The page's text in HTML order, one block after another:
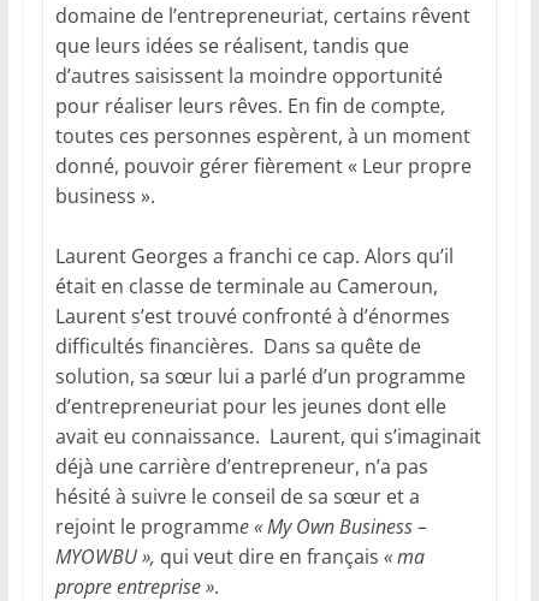
domaine de l’entrepreneuriat, certains rêvent
que leurs idées se réalisent, tandis que
d’autres saisissent la moindre opportunité
pour réaliser leurs rêves. En fin de compte,
toutes ces personnes espèrent, à un moment
donné, pouvoir gérer fièrement « Leur propre
business ».
Laurent Georges a franchi ce cap. Alors qu’il
était en classe de terminale au Cameroun,
Laurent s’est trouvé confronté à d’énormes
difficultés financières. Dans sa quête de
solution, sa sœur lui a parlé d’un programme
d’entrepreneuriat pour les jeunes dont elle
avait eu connaissance. Laurent, qui s’imaginait
déjà une carrière d’entrepreneur, n’a pas
hésité à suivre le conseil de sa sœur et a
rejoint le programme « My Own Business –
MYOWBU », qui veut dire en français « ma
propre entreprise ».